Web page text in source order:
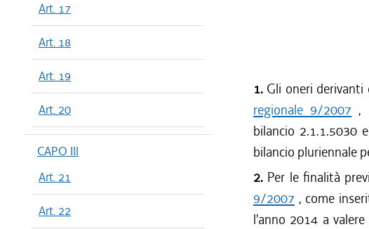
Art. 17
Art. 18
Art. 19
Art. 20
CAPO III
Art. 21
Art. 22
1. Gli oneri
regionale 9/2007 ,
bilancio 2.1.1.5030
bilancio pluriennale
2. Per le finalità
9/2007 , come
l'anno 2014 a